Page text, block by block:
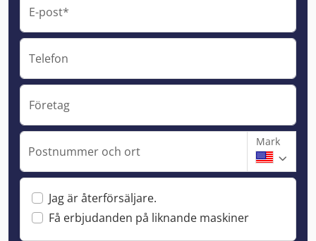
E-post*
Telefon
Företag
Postnummer och ort
Mark
Jag är återförsäljare.
Få erbjudanden på liknande maskiner